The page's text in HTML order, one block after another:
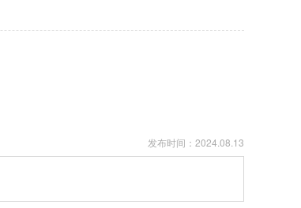
发布时间： 2024.08.13